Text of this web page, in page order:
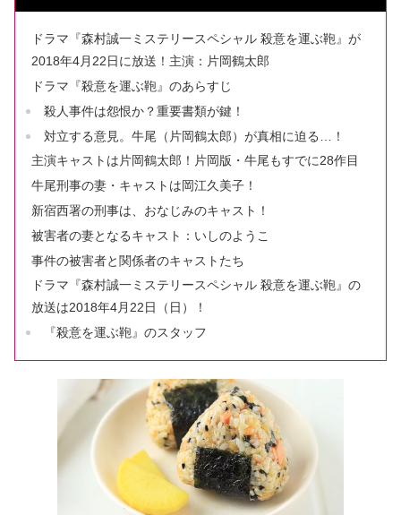
ドラマ『森村誠一ミステリースペシャル 殺意を運ぶ鞄』が
2018年4月22日に放送！主演：片岡鶴太郎
ドラマ『殺意を運ぶ鞄』のあらすじ
殺人事件は怨恨か？重要書類が鍵！
対立する意見。牛尾（片岡鶴太郎）が真相に迫る…！
主演キャストは片岡鶴太郎！片岡版・牛尾もすでに28作目
牛尾刑事の妻・キャストは岡江久美子！
新宿西署の刑事は、おなじみのキャスト！
被害者の妻となるキャスト：いしのようこ
事件の被害者と関係者のキャストたち
ドラマ『森村誠一ミステリースペシャル 殺意を運ぶ鞄』の
放送は2018年4月22日（日）！
『殺意を運ぶ鞄』のスタッフ